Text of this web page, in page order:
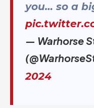
you… so a
— Warhorse
2024